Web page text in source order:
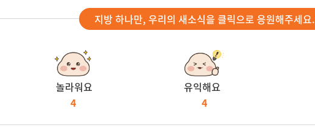
지방 하나만, 우리의 새소식을 클릭으로 응원해주세요.
놀라워요
4
유익해요
4